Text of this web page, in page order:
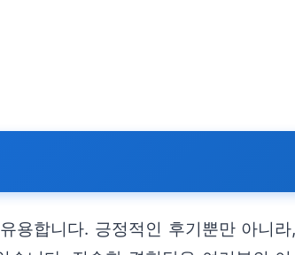
합니다. 긍정적인 후기뿐만 아니